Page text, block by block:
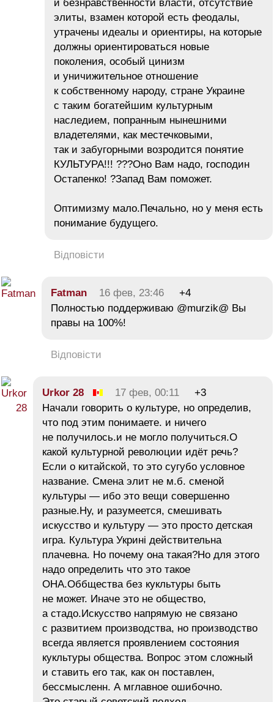
и безнравственности власти, отсутствие
элиты, взамен которой есть феодалы,
утрачены идеалы и ориентиры, на которые
должны ориентироваться новые
поколения, особый цинизм
и уничижительное отношение
к собственному народу, стране Украине
с таким богатейшим культурным
наследием, попранным нынешними
владетелями, как местечковыми,
так и забугорными возродится понятие
КУЛЬТУРА!!! ???Оно Вам надо, господин
Остапенко! ?Запад Вам поможет.
Оптимизму мало.Печально, но у меня есть
понимание будущего.
Відповісти
Fatman 16 фев, 23:46
+4
Полностью поддерживаю @murzik@ Вы
правы на 100%!
Відповісти
Urkor 28 17 фев, 00:11
+3
Начали говорить о культуре, но определив,
что под этим понимаете. и ничего
не получилось.и не могло получиться.О
какой культурной революции идёт речь?
Если о китайской, то это сугубо условное
название. Смена элит не м.б. сменой
культуры — ибо это вещи совершенно
разные.Ну, и разумеется, смешивать
искусство и культуру — это просто детская
игра. Культура Укрині действительна
плачевна. Но почему она такая?Но для этого
надо определить что это такое
ОНА.Оббщества без кукльтуры быть
не может. Иначе это не общество,
а стадо.Искусство напрямую не связано
с развитием производства, но производство
всегда является проявлением состояния
кукльтуры общества. Вопрос этом сложный
и ставить его так, как он поставлен,
бессмысленн. А мглавное ошибочно.